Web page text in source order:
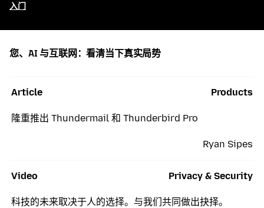
入门
您、AI 与互联网：看清当下真实局势
Article
Ryan Sipes
Products
隆重推出 Thundermail 和 Thunderbird Pro
Video Privacy & Security
科技的未来取决于人的选择。与我们共同做出抉择。